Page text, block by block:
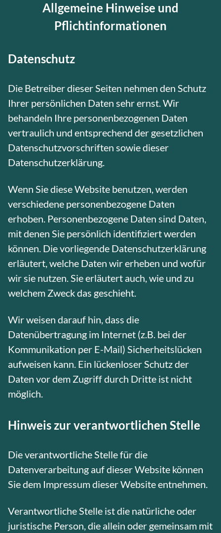
Allgemeine Hinweise und
Pflichtinformationen
Datenschutz
Die Betreiber dieser Seiten nehmen den Schutz
Ihrer persönlichen Daten sehr ernst. Wir
behandeln Ihre personenbezogenen Daten
vertraulich und entsprechend der gesetzlichen
Datenschutzvorschriften sowie dieser
Datenschutzerklärung.
Wenn Sie diese Website benutzen, werden
verschiedene personenbezogene Daten
erhoben. Personenbezogene Daten sind Daten,
mit denen Sie persönlich identifiziert werden
können. Die vorliegende Datenschutzerklärung
erläutert, welche Daten wir erheben und wofür
wir sie nutzen. Sie erläutert auch, wie und zu
welchem Zweck das geschieht.
Wir weisen darauf hin, dass die
Datenübertragung im Internet (z.B. bei der
Kommunikation per E-Mail) Sicherheitslücken
aufweisen kann. Ein lückenloser Schutz der
Daten vor dem Zugriff durch Dritte ist nicht
möglich.
Hinweis zur verantwortlichen Stelle
Die verantwortliche Stelle für die
Datenverarbeitung auf dieser Website können
Sie dem Impressum dieser Website entnehmen.
Verantwortliche Stelle ist die natürliche oder
juristische Person, die allein oder gemeinsam mit